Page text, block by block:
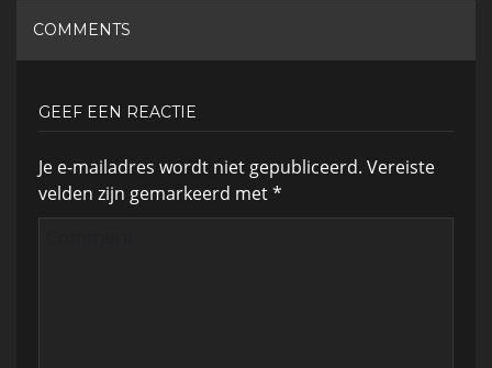
COMMENTS
GEEF EEN REACTIE
Je e-mailadres wordt niet gepubliceerd. Vereiste
velden zijn gemarkeerd met*